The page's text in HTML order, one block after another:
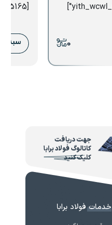
0
[yith_wcwl_add_to_wishlist id="5165"]
سبد
جهت دریافت
کاتالوگ فولاد برابا
کلیک کنید
خدمات فولاد برابا